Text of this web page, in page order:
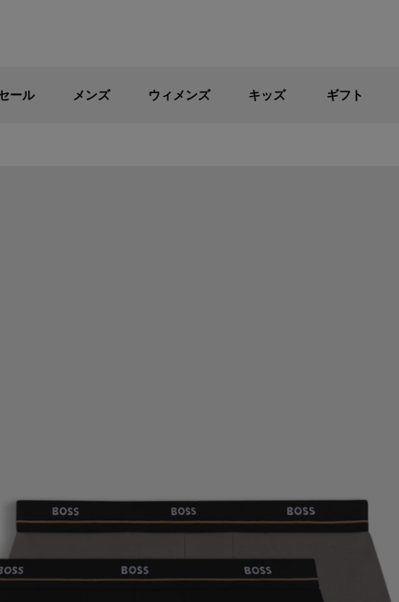
ール メンズ ウィメンズ キッズ ギフト